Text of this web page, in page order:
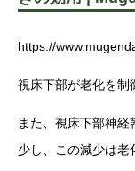
https://
視床下部が老化を制
また、視床下部神
少し、この減少は老